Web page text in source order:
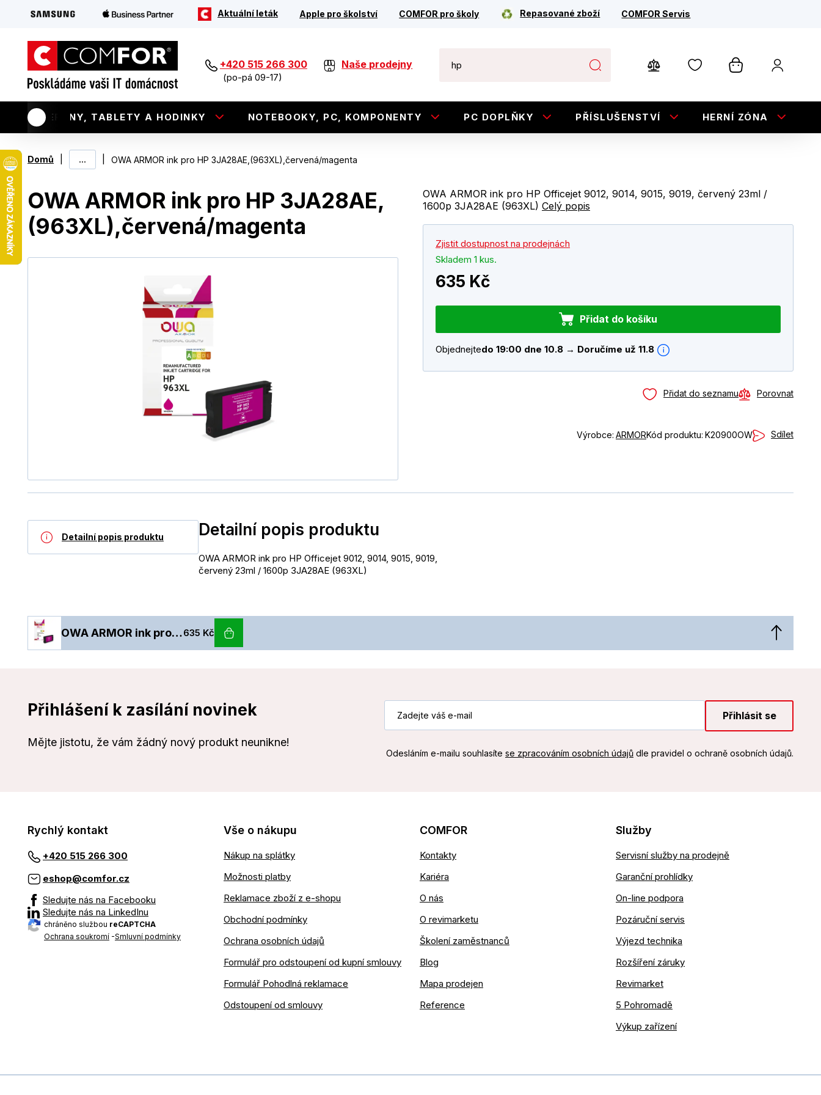
Aktuální leták Apple pro školství COMFOR pro školy Repasované zboží COMFOR Servis
+420 515 266 300
(po-pá 09-17)
Naše prodejny
TELEFONY, TABLETY A HODINKY NOTEBOOKY, PC, KOMPONENTY PC DOPLŇKY PŘÍSLUŠENSTVÍ HERNÍ ZÓNA
Domů ... OWA ARMOR ink pro HP 3JA28AE,(963XL),červená/magenta
OWA ARMOR ink pro HP 3JA28AE,
(963XL),červená/magenta
OWA ARMOR ink pro HP Officejet 9012, 9014, 9015, 9019, červený 23ml /
1600p 3JA28AE (963XL) Celý popis
Zjistit dostupnost na prodejnách
Skladem 1 kus.
635 Kč
Přidat do košíku
Objednejtedo 19:00 dne 10.8 → Doručíme už 11.8
Přidat do seznamu Porovnat
Výrobce: ARMORKód produktu: K20900OW Sdílet
Detailní popis produktu Detailní popis produktu
OWA ARMOR ink pro HP Officejet 9012, 9014, 9015, 9019,
červený 23ml / 1600p 3JA28AE (963XL)
OWA ARMOR ink pro HP 3JA28AE,(963XL),červená/magenta635 Kč
Přihlášení k zasílání novinek
Mějte jistotu, že vám žádný nový produkt neunikne!
Přihlásit se
Odesláním e-mailu souhlasíte se zpracováním osobních údajůdle pravidel o ochraně osobních údajů.
Rychlý kontakt
+420 515 266 300
eshop@comfor.cz
Sledujte nás na Facebooku
Sledujte nás na LinkedInu
chráněno službou reCAPTCHA
Ochrana soukromí -Smluvní podmínky
Vše o nákupu
Nákup na splátky
Možnosti platby
Reklamace zboží z e-shopu
Obchodní podmínky
Ochrana osobních údajů
Formulář pro odstoupení od kupní smlouvy
Formulář Pohodlná reklamace
Odstoupení od smlouvy
COMFOR
Kontakty
Kariéra
O nás
O revimarketu
Školení zaměstnanců
Blog
Mapa prodejen
Reference
Služby
Servisní služby na prodejně
Garanční prohlídky
On-line podpora
Pozáruční servis
Výjezd technika
Rozšíření záruky
Revimarket
5 Pohromadě
Výkup zařízení